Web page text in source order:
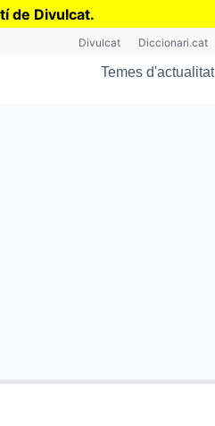
de Divulcat.
Divulcat Diccionari.cat
Temes d'actualitat